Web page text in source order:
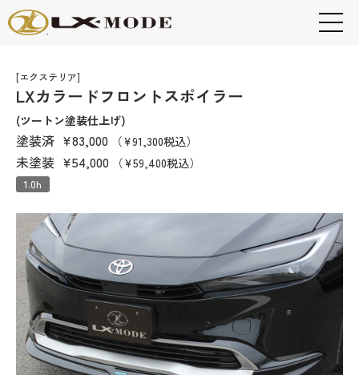
[エクステリア]
LXカラードフロントスポイラー
(ツートン塗装仕上げ)
塗装済 ¥83,000 （¥91,300税込）
未塗装 ¥54,000 （¥59,400税込）
1.0h